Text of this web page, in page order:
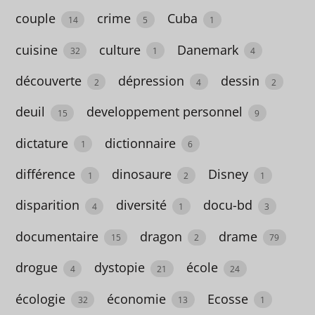
u
e
t
e
A
de 12
ans
partir
couple 14 crime 5 Cuba 1
cuisine 32 culture 1 Danemark 4
découverte 2 dépression 4 dessin 2
deuil 15 developpement personnel 9
dictature 1 dictionnaire 6
différence 1 dinosaure 2 Disney 1
disparition 4 diversité 1 docu-bd 3
documentaire 15 dragon 2 drame 79
drogue 4 dystopie 21 école 24
écologie 32 économie 13 Ecosse 1